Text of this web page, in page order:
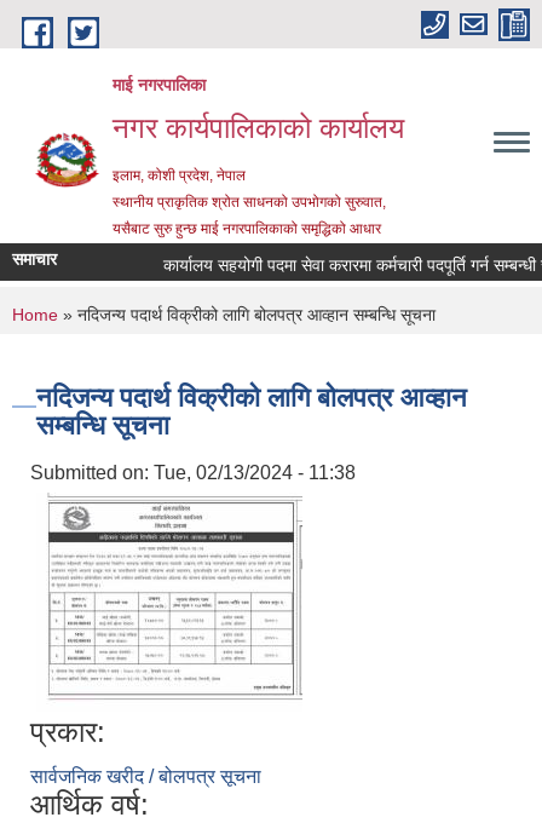
Skip to main content
माई नगरपालिका
नगर कार्यपालिकाको कार्यालय
इलाम, कोशी प्रदेश, नेपाल
स्थानीय प्राकृतिक श्रोत साधनको उपभोगको सुरुवात,
यसैबाट सुरु हुन्छ माई नगरपालिकाको समृद्धिको आधार
समाचार कार्यालय सहयोगी पदमा सेवा करारमा कर्मचारी पदपूर्ति गर्न सम्बन्धी
You are here
Home » नदिजन्य पदार्थ विक्रीको लागि बोलपत्र आव्हान सम्बन्धि सूचना
नदिजन्य पदार्थ विक्रीको लागि बोलपत्र आव्हान
सम्बन्धि सूचना
Submitted on: Tue, 02/13/2024 - 11:38
प्रकार:
सार्वजनिक खरीद / बोलपत्र सूचना
आर्थिक वर्ष: